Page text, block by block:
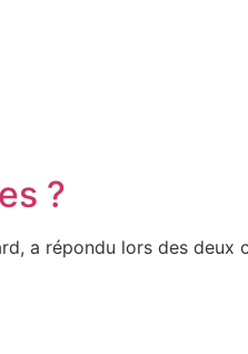
?
a répondu lors des deux